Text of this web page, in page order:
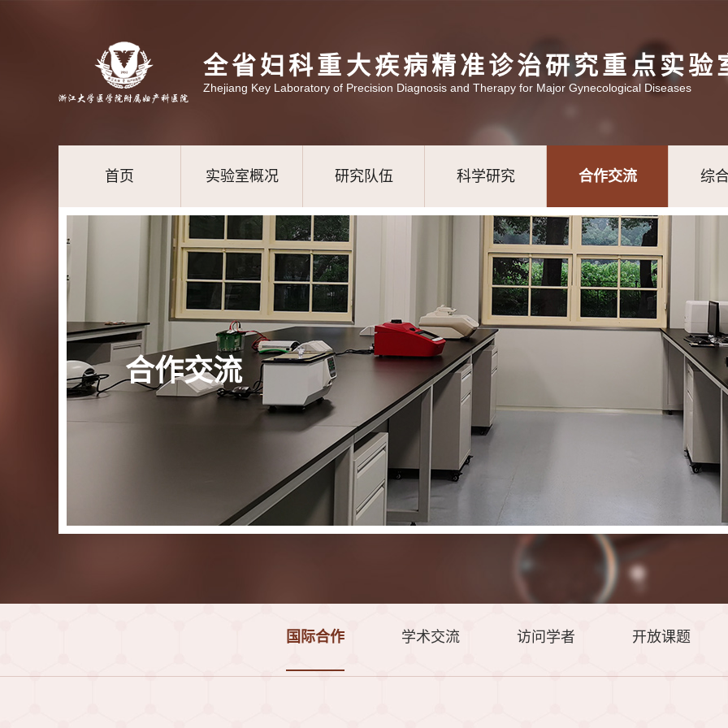
全省妇科重大疾病精准诊治研究重点实验
Zhejiang Key Laboratory of Precision Diagnosis and Therapy for Major Gynecological Diseases
首页 实验室概况 研究队伍 科学研究 合作交流 综
合作交流
国际合作 学术交流 访问学者 开放课题